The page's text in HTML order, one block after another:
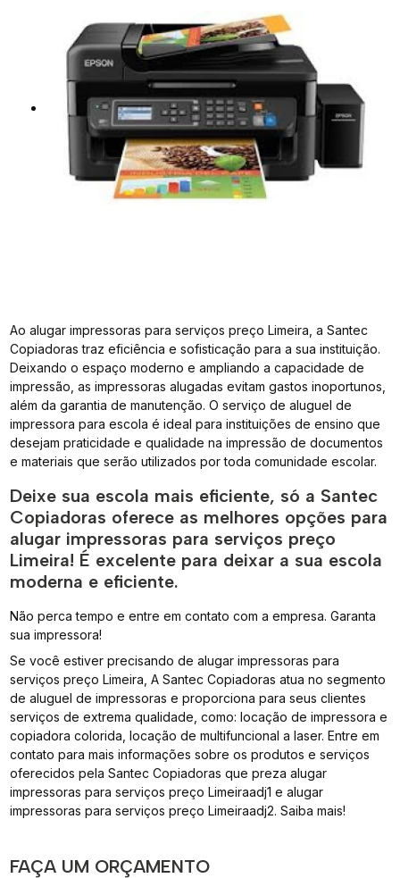
Ao alugar impressoras para serviços preço Limeira, a Santec
Copiadoras traz eficiência e sofisticação para a sua instituição.
Deixando o espaço moderno e ampliando a capacidade de
impressão, as impressoras alugadas evitam gastos inoportunos,
além da garantia de manutenção. O serviço de aluguel de
impressora para escola é ideal para instituições de ensino que
desejam praticidade e qualidade na impressão de documentos
e materiais que serão utilizados por toda comunidade escolar.
Deixe sua escola mais eficiente, só a Santec
Copiadoras oferece as melhores opções para
alugar impressoras para serviços preço
Limeira! É excelente para deixar a sua escola
moderna e eficiente.
Não perca tempo e entre em contato com a empresa. Garanta
sua impressora!
Se você estiver precisando de alugar impressoras para
serviços preço Limeira, A Santec Copiadoras atua no segmento
de aluguel de impressoras e proporciona para seus clientes
serviços de extrema qualidade, como: locação de impressora e
copiadora colorida, locação de multifuncional a laser. Entre em
contato para mais informações sobre os produtos e serviços
oferecidos pela Santec Copiadoras que preza alugar
impressoras para serviços preço Limeiraadj1 e alugar
impressoras para serviços preço Limeiraadj2. Saiba mais!
FAÇA UM ORÇAMENTO